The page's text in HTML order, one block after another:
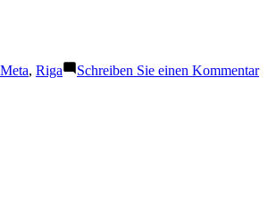
Meta, Riga Schreiben Sie einen Kommentarzu